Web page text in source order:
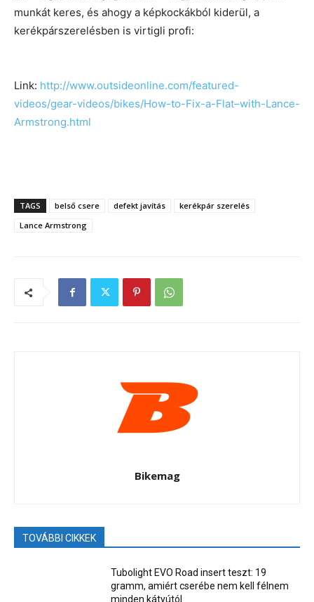
munkát keres, és ahogy a képkockákból kiderül, a
kerékpárszerelésben is virtigli profi:
Link: http://www.outsideonline.com/featured-
videos/gear-videos/bikes/How-to-Fix-a-Flat–with-Lance-
Armstrong.html
TAGS belső csere defekt javítás
kerékpár szerelés
Lance Armstrong
Bikemag
TOVÁBBI CIKKEK
Tubolight EVO Road insert teszt: 19
gramm, amiért cserébe nem kell félnem
minden kátyútól